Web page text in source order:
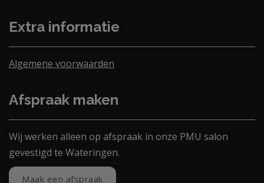
Extra informatie
Algemene voorwaarden
Afspraak maken
Wij werken alleen op afspraak in onze PMU salon
gevestigd te Wateringen.
Maak een afspraak